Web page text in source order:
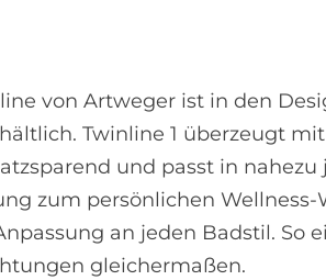
von Artweger ist in den
Twinline 1 überzeugt
und passt in
zum persönlichen
an jeden Badstil. So
gleichermaßen.